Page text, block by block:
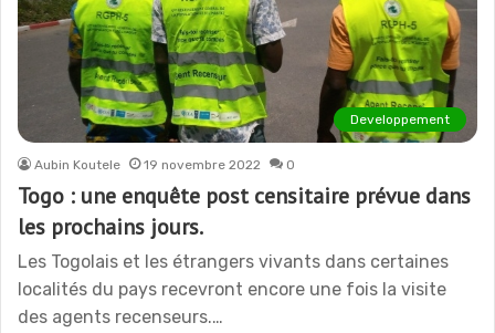
Developpement
Aubin Koutele 19 novembre 2022 0
Togo : une enquête post censitaire prévue dans
les prochains jours.
Les Togolais et les étrangers vivants dans certaines
localités du pays recevront encore une fois la visite
des agents recenseurs.…